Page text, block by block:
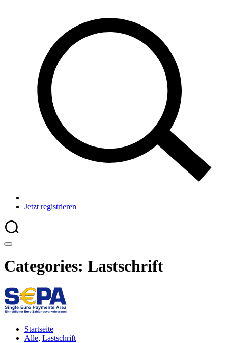
Jetzt registrieren
Categories: Lastschrift
Startseite
Alle, Lastschrift